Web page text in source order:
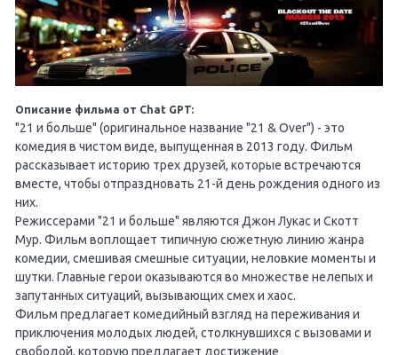
Описание фильма от Chat GPT:
"21 и больше" (оригинальное название "21 & Over") - это
комедия в чистом виде, выпущенная в 2013 году. Фильм
рассказывает историю трех друзей, которые встречаются
вместе, чтобы отпраздновать 21-й день рождения одного из
них.
Режиссерами "21 и больше" являются Джон Лукас и Скотт
Мур. Фильм воплощает типичную сюжетную линию жанра
комедии, смешивая смешные ситуации, неловкие моменты и
шутки. Главные герои оказываются во множестве нелепых и
запутанных ситуаций, вызывающих смех и хаос.
Фильм предлагает комедийный взгляд на переживания и
приключения молодых людей, столкнувшихся с вызовами и
свободой, которую предлагает достижение